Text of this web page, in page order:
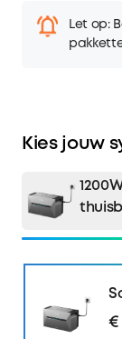
Let op:
Kies jouw
€